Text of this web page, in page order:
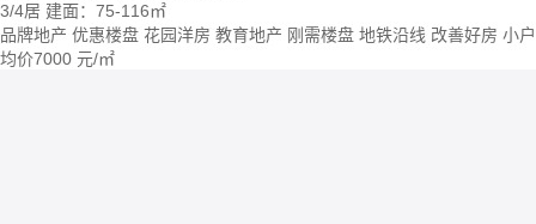
3/4居 建面：75-116㎡
品牌地产 优惠楼盘 花园洋房 教育地产 刚需楼盘 地铁沿线 改善好房 小
均价7000 元/㎡